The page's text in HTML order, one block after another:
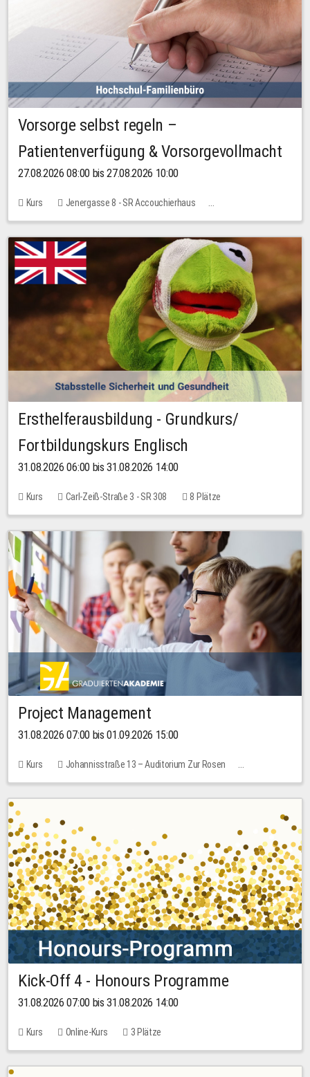
Vorsorge selbst regeln –
Patientenverfügung & Vorsorgevollmacht
27.08.2026 08:00 bis 27.08.2026 10:00
Kurs
Jenergasse 8 - SR Accouchierhaus
Keine freien Plätze
Ersthelferausbildung - Grundkurs/
Fortbildungskurs Englisch
31.08.2026 06:00 bis 31.08.2026 14:00
Kurs Carl-Zeiß-Straße 3 - SR 308 8 Plätze
Project Management
31.08.2026 07:00 bis 01.09.2026 15:00
Kurs
Johannisstraße 13 – Auditorium Zur Rosen
Keine freien Plätze
30,00 EUR
Kick-Off 4 - Honours Programme
31.08.2026 07:00 bis 31.08.2026 14:00
Kurs Online-Kurs 3 Plätze